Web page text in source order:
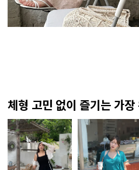
체형 고민 없이 즐기는 가